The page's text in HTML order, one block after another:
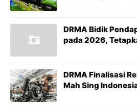
DRMA Bidik
pada 2026,
DRMA Finalisasi
Mah Sing